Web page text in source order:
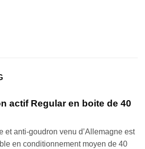
actif Regular en boite de 40
et anti-goudron venu d’Allemagne est
en conditionnement moyen de 40